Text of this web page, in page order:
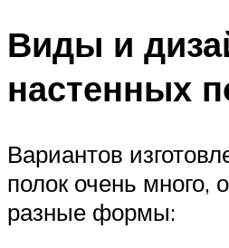
Виды и
настенных
Вариантов
полок очень много,
разные формы: